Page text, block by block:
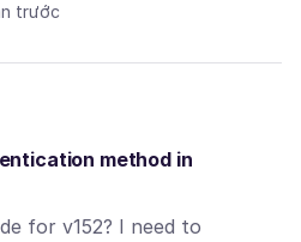
trước
method in
for v152? I need to